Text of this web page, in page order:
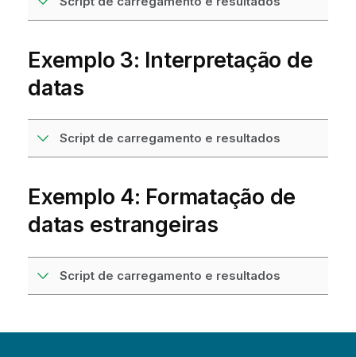
Exemplo 3: Interpretação de
datas
Script de carregamento e resultados
Exemplo 4: Formatação de
datas estrangeiras
Script de carregamento e resultados